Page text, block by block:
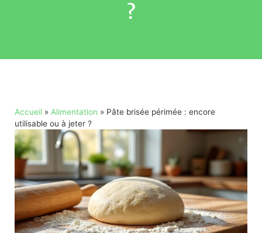
?
Accueil » Alimentation » Pâte brisée périmée : encore
utilisable ou à jeter ?